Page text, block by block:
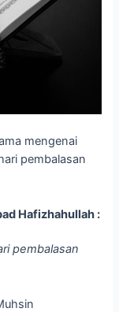
mengenai
pembalasan
Hafizhahullah :
pembalasan